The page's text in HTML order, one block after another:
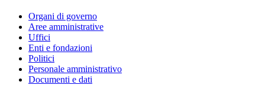
Organi di governo
Aree amministrative
Uffici
Enti e fondazioni
Politici
Personale amministrativo
Documenti e dati